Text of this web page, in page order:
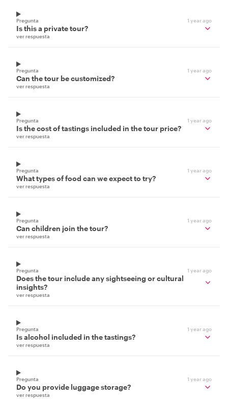
Pregunta 1 year ago
Is this a private tour?
ver respuesta
Pregunta 1 year ago
Can the tour be customized?
ver respuesta
Pregunta 1 year ago
Is the cost of tastings included in the tour price?
ver respuesta
Pregunta 1 year ago
What types of food can we expect to try?
ver respuesta
Pregunta 1 year ago
Can children join the tour?
ver respuesta
Pregunta 1 year ago
Does the tour include any sightseeing or cultural
insights?
ver respuesta
Pregunta 1 year ago
Is alcohol included in the tastings?
ver respuesta
Pregunta 1 year ago
Do you provide luggage storage?
ver respuesta